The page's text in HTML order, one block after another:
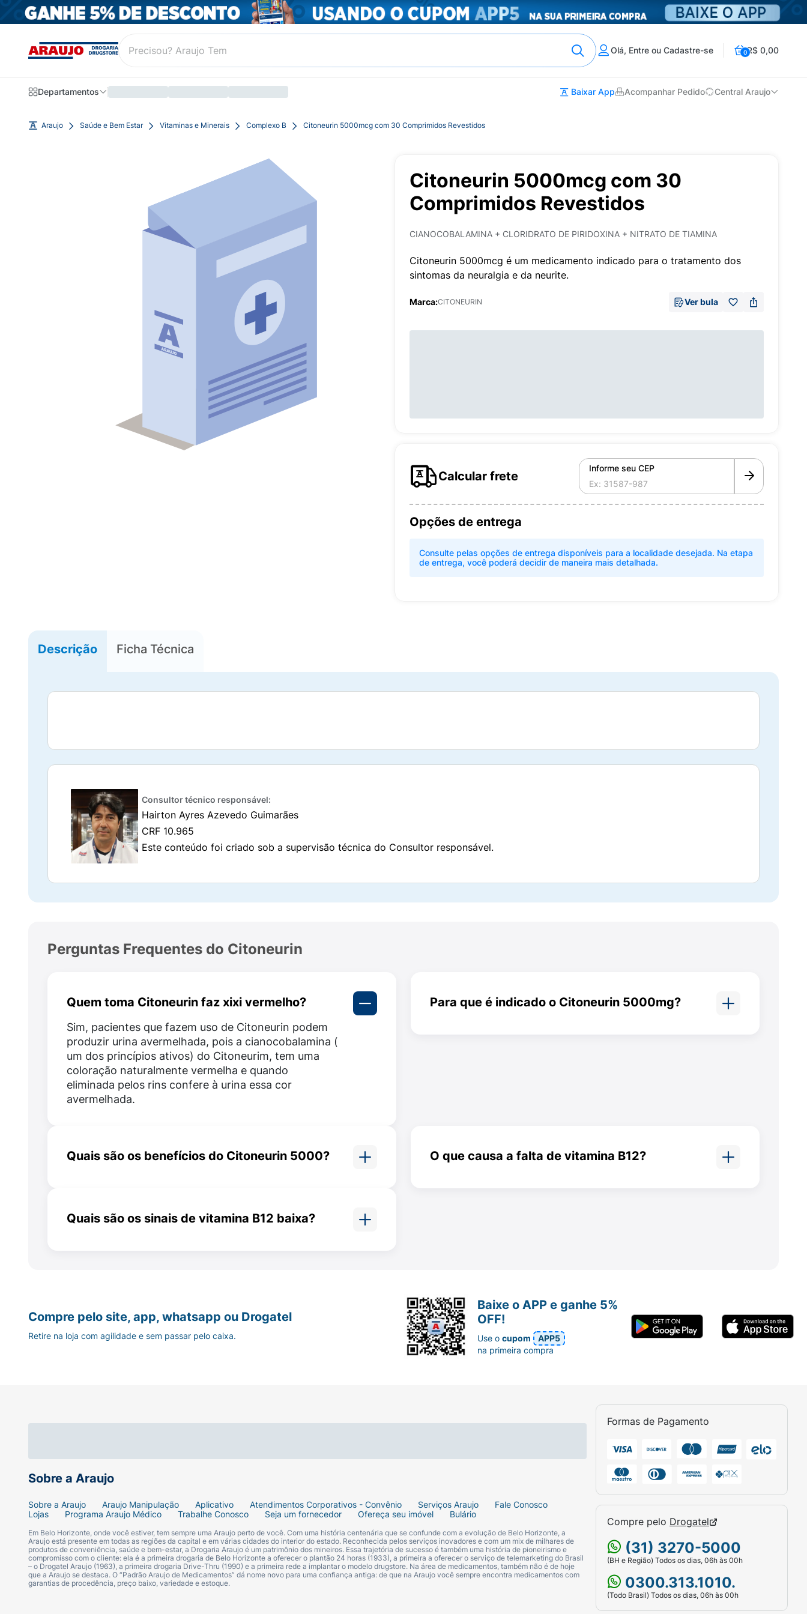
Olá, Entre ou Cadastre-se 0R$ 0,00
Departamentos Baixar App Acompanhar Pedido Central Araujo
Araujo Saúde e Bem Estar Vitaminas e Minerais Complexo B Citoneurin 5000mcg com 30 Comprimidos Revestidos
Citoneurin 5000mcg com 30
Comprimidos Revestidos
CIANOCOBALAMINA + CLORIDRATO DE PIRIDOXINA + NITRATO DE TIAMINA
Citoneurin 5000mcg é um medicamento indicado para o tratamento dos
sintomas da neuralgia e da neurite.
Marca:CITONEURIN Ver bula
Calcular frete
Informe seu CEP
Opções de entrega
Consulte pelas opções de entrega disponíveis para a localidade desejada. Na etapa
de entrega, você poderá decidir de maneira mais detalhada.
Descrição Ficha Técnica
Consultor técnico responsável:
Hairton Ayres Azevedo Guimarães
CRF 10.965
Este conteúdo foi criado sob a supervisão técnica do Consultor responsável.
Perguntas Frequentes do Citoneurin
Quem toma Citoneurin faz xixi vermelho?
Sim, pacientes que fazem uso de Citoneurin podem
produzir urina avermelhada, pois a cianocobalamina (
um dos princípios ativos) do Citoneurim, tem uma
coloração naturalmente vermelha e quando
eliminada pelos rins confere à urina essa cor
avermelhada.
Para que é indicado o Citoneurin 5000mg?
Quais são os benefícios do Citoneurin 5000? O que causa a falta de vitamina B12?
Quais são os sinais de vitamina B12 baixa?
Sobre a Araujo
Sobre a Araujo Araujo Manipulação Aplicativo Atendimentos Corporativos - Convênio Serviços Araujo
Fale Conosco
Lojas
Programa Araujo Médico Trabalhe Conosco Seja um fornecedor Ofereça seu imóvel Bulário
Em Belo Horizonte, onde você estiver, tem sempre uma Araujo perto de você. Com uma história centenária que se confunde com a evolução de Belo Horizonte, a
Araujo está presente em todas as regiões da capital e em várias cidades do interior do estado. Reconhecida pelos serviços inovadores e com um mix de milhares de
produtos de conveniência, saúde e bem-estar, a Drogaria Araujo é um patrimônio dos mineiros. Essa trajetória de sucesso é também uma história de pioneirismo e
compromisso com o cliente: ela é a primeira drogaria de Belo Horizonte a oferecer o plantão 24 horas (1933), a primeira a oferecer o serviço de telemarketing do Brasil
– o Drogatel Araujo (1963), a primeira drogaria Drive-Thru (1990) e a primeira rede a implantar o modelo drugstore. Na área de medicamentos, também não é de hoje
que a Araujo se destaca. O “Padrão Araujo de Medicamentos” dá nome novo para uma confiança antiga: de que na Araujo você sempre encontra medicamentos com
garantias de procedência, preço baixo, variedade e estoque.
Formas de Pagamento
Compre pelo Drogatel
(31) 3270-5000
(BH e Região) Todos os dias, 06h às 00h
0300.313.1010.
(Todo Brasil) Todos os dias, 06h às 00h
Compre pelo site, app, whatsapp ou Drogatel
Retire na loja com agilidade e sem passar pelo caixa.
Baixe o APP e ganhe 5%
OFF!
Use ocupom
APP5
na primeira compra